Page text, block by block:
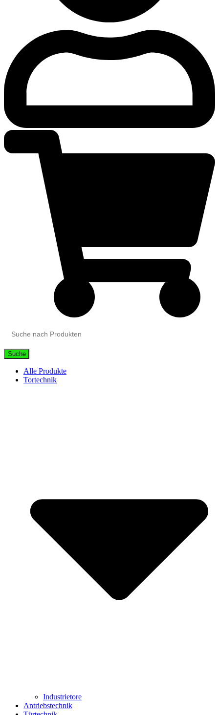
Suche
Alle Produkte
Tortechnik
Industrietore
Antriebstechnik